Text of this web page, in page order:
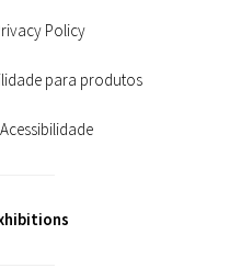
Policy
para produtos